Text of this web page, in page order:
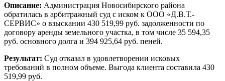
Описание: Администрация Новосибирского района
обратилась в арбитражный суд с иском к ООО «Д.В.Т.-
СЕРВИС» о взыскании 430 519,99 руб. задолженности по
договору аренды земельного участка, в том числе 35 594,35
руб. основного долга и 394 925,64 руб. пеней.
Результат: Суд отказал в удовлетворении исковых
требований в полном объеме. Выгода клиента составила 430
519,99 руб.